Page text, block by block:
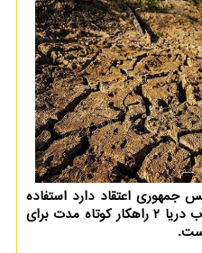
جمهوری اعتقاد دارد استفاده
از آب های ژرف و شیرین کردن آب دریا ۲ راهکار کوتاه مدت برای